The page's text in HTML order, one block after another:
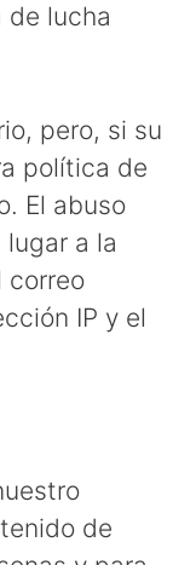
de lucha
pero, si su
política de
El abuso
a la
correo
IP y el
de